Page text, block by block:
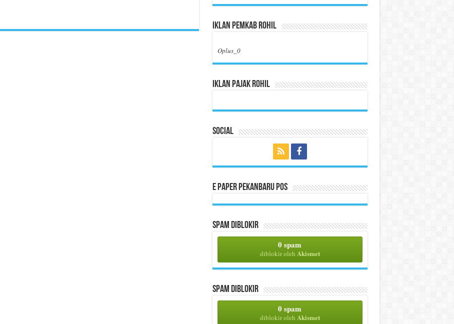
Iklan Pemkab Rohil
Oplus_0
Iklan Pajak Rohil
Social
E Paper Pekanbaru Pos
Spam Diblokir
0 spam
diblokir oleh Akismet
Spam Diblokir
0 spam
diblokir oleh Akismet